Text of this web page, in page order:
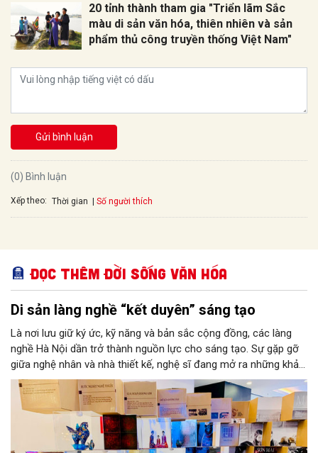
20 tỉnh thành tham gia "Triển lãm Sắc
màu di sản văn hóa, thiên nhiên và sản
phẩm thủ công truyền thống Việt Nam"
Gửi bình luận
(0) Bình luận
Xếp theo: Thời gian Số người thích
Đọc thêm Đời sống văn hóa
Di sản làng nghề “kết duyên” sáng tạo
Là nơi lưu giữ ký ức, kỹ năng và bản sắc cộng đồng, các làng
nghề Hà Nội dần trở thành nguồn lực cho sáng tạo. Sự gặp gỡ
giữa nghệ nhân và nhà thiết kế, nghệ sĩ đang mở ra những khả
năng phát triển mới cho thủ công đương đại trên nền tảng di
sản. Từ những cuộc “kết duyên” đầy cảm hứng ấy, Hà Nội đang
khơi thông mạch ngầm của hệ sinh thái thủ công, biến vốn cổ
thành động lực bền vững cho tương lai.